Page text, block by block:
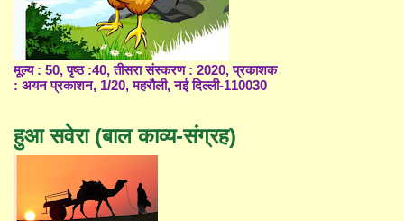
मूल्य : 50, पृष्ठ :40, तीसरा संस्करण : 2020, प्रकाशक
: अयन प्रकाशन, 1/20, महरौली, नई दिल्ली-110030
हुआ सवेरा (बाल काव्य-संग्रह)